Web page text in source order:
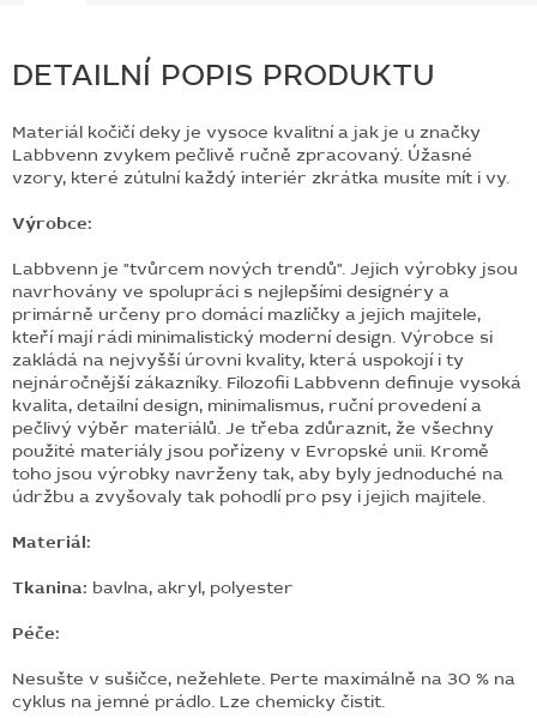
DETAILNÍ POPIS PRODUKTU
Materiál kočičí deky je vysoce kvalitní a jak je u značky
Labbvenn zvykem pečlivě ručně zpracovaný. Úžasné
vzory, které zútulní každý interiér zkrátka musíte mít i vy.
Výrobce:
Labbvenn je "tvůrcem nových trendů". Jejich výrobky jsou
navrhovány ve spolupráci s nejlepšími designéry a
primárně určeny pro domácí mazlíčky a jejich majitele,
kteří mají rádi minimalistický moderní design. Výrobce si
zakládá na nejvyšší úrovni kvality, která uspokojí i ty
nejnáročnější zákazníky. Filozofii Labbvenn definuje vysoká
kvalita, detailní design, minimalismus, ruční provedení a
pečlivý výběr materiálů. Je třeba zdůraznit, že všechny
použité materiály jsou pořízeny v Evropské unii. Kromě
toho jsou výrobky navrženy tak, aby byly jednoduché na
údržbu a zvyšovaly tak pohodlí pro psy i jejich majitele.
Materiál:
Tkanina: bavlna, akryl, polyester
Péče:
Nesušte v sušičce, nežehlete. Perte maximálně na 30 % na
cyklus na jemné prádlo. Lze chemicky čistit.